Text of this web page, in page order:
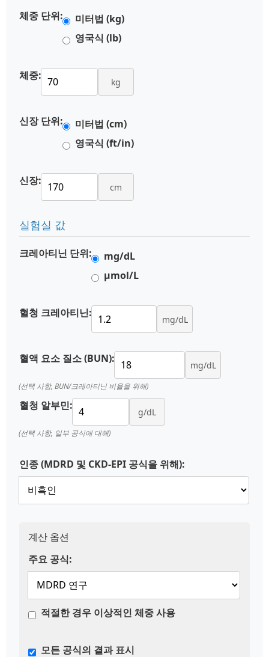
체중 단위:
미터법 (kg)
영국식 (lb)
체중: kg
신장 단위:
미터법 (cm)
영국식 (ft/in)
신장: cm
실험실 값
크레아티닌 단위:
mg/dL
µmol/L
혈청 크레아티닌: mg/dL
혈액 요소 질소 (BUN): mg/dL
(선택 사항, BUN/크레아티닌 비율을 위해)
혈청 알부민: g/dL
(선택 사항, 일부 공식에 대해)
인종 (MDRD 및 CKD-EPI 공식을 위해):
계산 옵션
주요 공식:
적절한 경우 이상적인 체중 사용
모든 공식의 결과 표시